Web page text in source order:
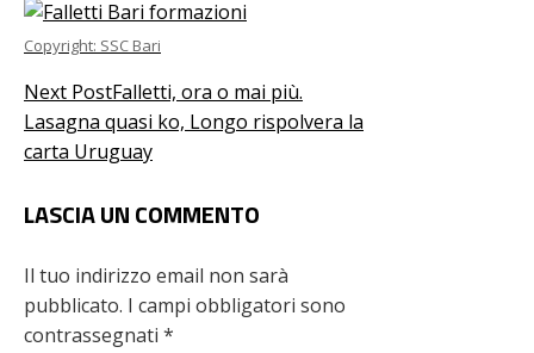
Copyright: SSC Bari
Next PostFalletti, ora o mai più.
Lasagna quasi ko, Longo rispolvera la
carta Uruguay
LASCIA UN COMMENTO
Il tuo indirizzo email non sarà
pubblicato. I campi obbligatori sono
contrassegnati *